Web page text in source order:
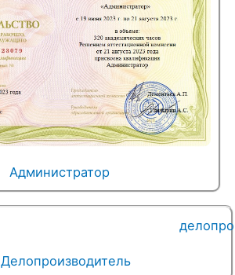
Администратор
Делопроизводитель